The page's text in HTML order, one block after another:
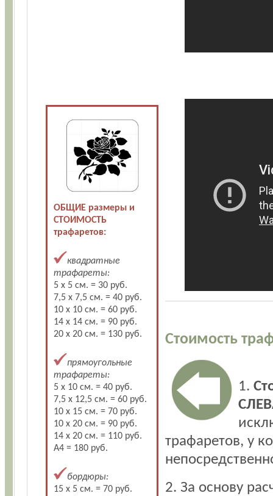
ОБЩИЕ размеры и
СТОИМОСТЬ
трафаретов:
квадратные
трафареты:
5 х 5 см. = 30 руб.
7,5 х 7,5 см. = 40 руб.
10 х 10 см. = 60 руб.
14 х 14 см. = 90 руб.
20 х 20 см. = 130 руб.
прямоугольные
трафареты:
5 х 10 см. = 40 руб.
7,5 х 12,5 см. = 60 руб.
10 х 15 см. = 70 руб.
10 х 20 см. = 90 руб.
14 х 20 см. = 110 руб.
А4 = 180 руб.
бордюры:
15 х 5 см. = 70 руб.
Стоимость
1.
трафаретов, у
2. За основу